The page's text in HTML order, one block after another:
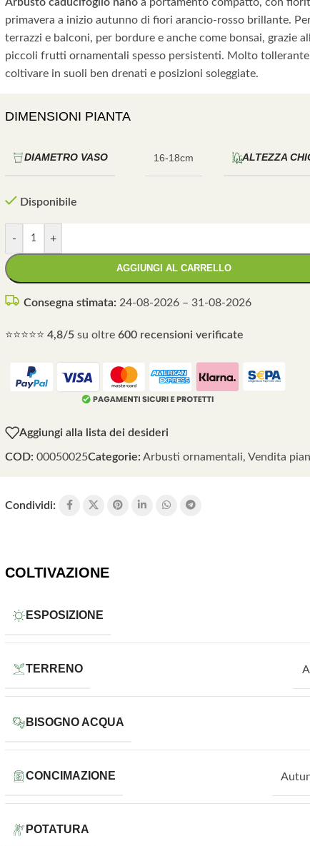
primavera a inizio autunno di fiori arancio-rosso brillante.
terrazzi e balconi, per bordure e anche come bonsai, grazie
piccoli frutti ornamentali spesso persistenti. Molto
coltivare in suoli ben drenati e posizioni soleggiate.
DIMENSIONI PIANTA
DIAMETRO VASO 16-18cm ALTEZZA
Disponibile
- +
AGGIUNGI AL CARRELLO
Consegna stimata: 24-08-2026 – 31-08-2026
⭐⭐⭐⭐⭐ 4,8/5 su oltre 600 recensioni verificate
Aggiungi alla lista dei desideri
COD: 00050025Categorie: Arbusti ornamentali, Vendita
Condividi:
COLTIVAZIONE
ESPOSIZIONE
TERRENO
BISOGNO ACQUA
CONCIMAZIONE
POTATURA